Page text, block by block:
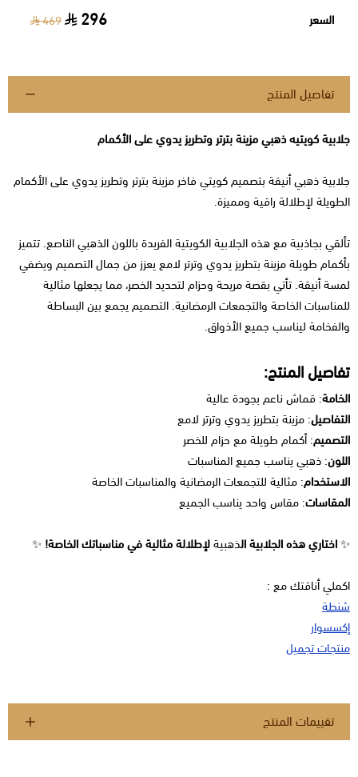
السعر 296
469
تفاصيل المنتج
جلابية كويتيه ذهبي مزينة بترتر وتطريز يدوي على الأكمام
جلابية ذهبي أنيقة بتصميم كويتي فاخر مزينة بترتر وتطريز يدوي على الأكمام
الطويلة لإطلالة راقية ومميزة.
تألقي بجاذبية مع هذه الجلابية الكويتية الفريدة باللون الذهبي الناصع. تتميز
بأكمام طويلة مزينة بتطريز يدوي وترتر لامع يعزز من جمال التصميم ويضفي
لمسة أنيقة. تأتي بقصة مريحة وحزام لتحديد الخصر، مما يجعلها مثالية
للمناسبات الخاصة والتجمعات الرمضانية. التصميم يجمع بين البساطة
والفخامة ليناسب جميع الأذواق.
تفاصيل المنتج:
الخامة: قماش ناعم بجودة عالية
التفاصيل: مزينة بتطريز يدوي وترتر لامع
التصميم: أكمام طويلة مع حزام للخصر
اللون: ذهبي يناسب جميع المناسبات
الاستخدام: مثالية للتجمعات الرمضانية والمناسبات الخاصة
المقاسات: مقاس واحد يناسب الجميع
✨اختاري هذه الجلابية الذهبيةلإطلالة مثالية في مناسباتك الخاصة! ✨
اكملي أناقتك مع :
شنطة
إكسسوار
منتجات تجميل
تقييمات المنتج